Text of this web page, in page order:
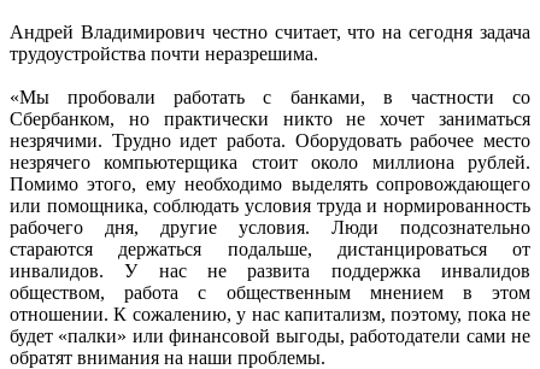
Андрей Владимирович честно считает, что на сегодня задача
трудоустройства почти неразрешима.
«Мы пробовали работать с банками, в частности со
Сбербанком, но практически никто не хочет заниматься
незрячими. Трудно идет работа. Оборудовать рабочее место
незрячего компьютерщика стоит около миллиона рублей.
Помимо этого, ему необходимо выделять сопровождающего
или помощника, соблюдать условия труда и нормированность
рабочего дня, другие условия. Люди подсознательно
стараются держаться подальше, дистанцироваться от
инвалидов. У нас не развита поддержка инвалидов
обществом, работа с общественным мнением в этом
отношении. К сожалению, у нас капитализм, поэтому, пока не
будет «палки» или финансовой выгоды, работодатели сами не
обратят внимания на наши проблемы.